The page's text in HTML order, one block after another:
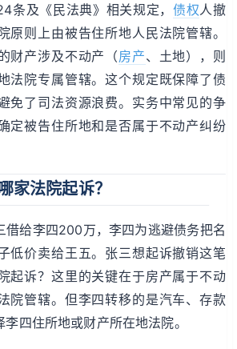
条及《民法典》相关规定， 债权人撤
原则上由被告住所地人民法院管辖。
财产涉及不动产（房产、土地），则
法院专属管辖。这个规定既保障了债
免了司法资源浪费。实务中常见的争
定被告住所地和是否属于不动产纠纷
家法院起诉？
借给李四200万，李四为逃避债务把名
低价卖给王五。张三想起诉撤销这笔
起诉？这里的关键在于房产属于不动
院管辖。但李四转移的是汽车、存款
四住所地或财产所在地法院。